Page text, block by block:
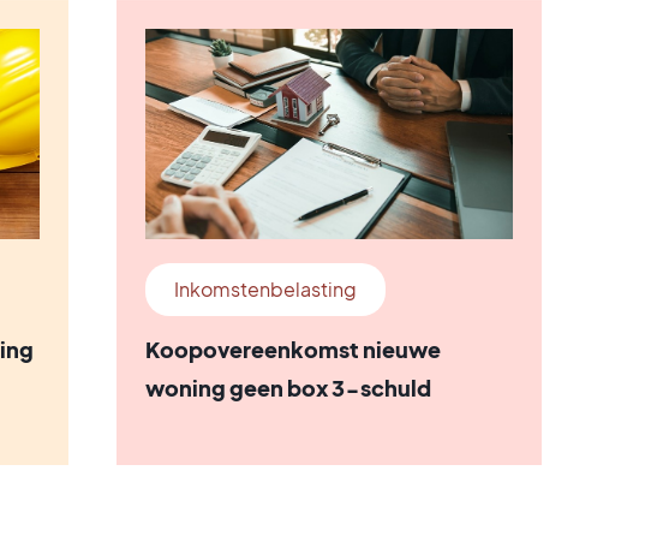
Inkomstenbelasting
Koopovereenkomst nieuwe
woning geen box 3-schuld